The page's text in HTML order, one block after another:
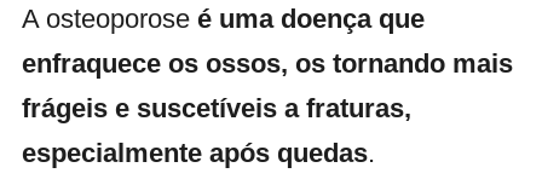
A osteoporose é uma doença que
enfraquece os ossos, os tornando mais
frágeis e suscetíveis a fraturas,
especialmente após quedas.